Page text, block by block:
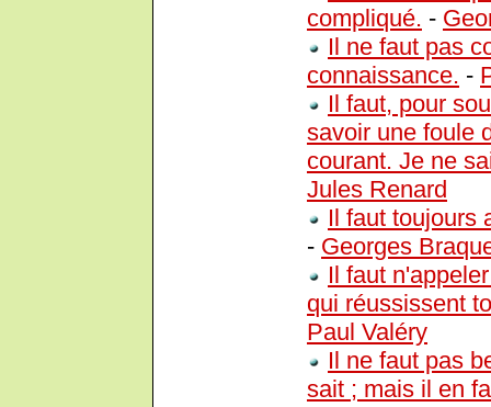
compliqué. -
Il ne faut pas
connaissance. -
Il faut, pour
savoir une foule
courant. Je ne
Jules Renard
Il faut toujours
- Georges
Il faut
qui réussissent
Paul Valéry
Il ne faut pas
sait ; mais il en